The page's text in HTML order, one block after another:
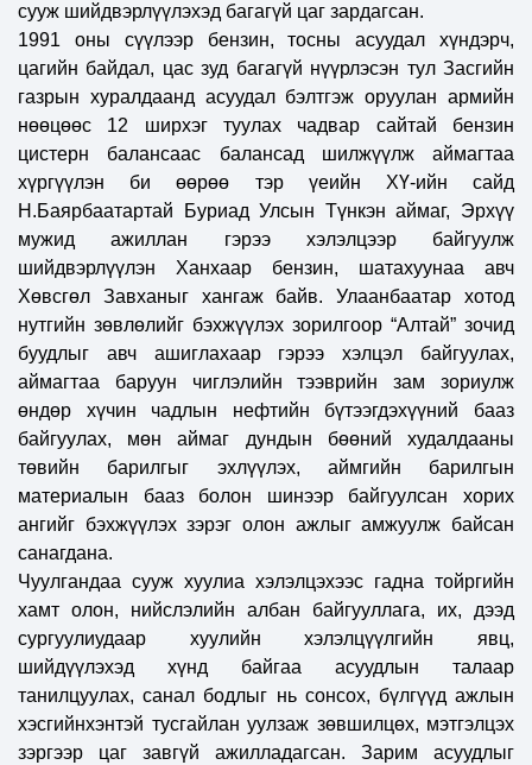
сууж шийдвэрлүүлэхэд багагүй цаг зардагсан.
1991 оны сүүлээр бензин, тосны асуудал хүндэрч,
цагийн байдал, цас зуд багагүй нүүрлэсэн тул Засгийн
газрын хуралдаанд асуудал бэлтгэж оруулан армийн
нөөцөөс 12 ширхэг туулах чадвар сайтай бензин
цистерн балансаас балансад шилжүүлж аймагтаа
хүргүүлэн би өөрөө тэр үеийн ХҮ-ийн сайд
Н.Баярбаатартай Буриад Улсын Түнкэн аймаг, Эрхүү
мужид ажиллан гэрээ хэлэлцээр байгуулж
шийдвэрлүүлэн Ханхаар бензин, шатахуунаа авч
Хөвсгөл Завханыг хангаж байв. Улаанбаатар хотод
нутгийн зөвлөлийг бэхжүүлэх зорилгоор “Алтай” зочид
буудлыг авч ашиглахаар гэрээ хэлцэл байгуулах,
аймагтаа баруун чиглэлийн тээврийн зам зориулж
өндөр хүчин чадлын нефтийн бүтээгдэхүүний бааз
байгуулах, мөн аймаг дундын бөөний худалдааны
төвийн барилгыг эхлүүлэх, аймгийн барилгын
материалын бааз болон шинээр байгуулсан хорих
ангийг бэхжүүлэх зэрэг олон ажлыг амжуулж байсан
санагдана.
Чуулгандаа сууж хуулиа хэлэлцэхээс гадна тойргийн
хамт олон, нийслэлийн албан байгууллага, их, дээд
сургуулиудаар хуулийн хэлэлцүүлгийн явц,
шийдүүлэхэд хүнд байгаа асуудлын талаар
танилцуулах, санал бодлыг нь сонсох, бүлгүүд ажлын
хэсгийнхэнтэй тусгайлан уулзаж зөвшилцөх, мэтгэлцэх
зэргээр цаг завгүй ажилладагсан. Зарим асуудлыг